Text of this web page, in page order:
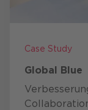
Case Study
Global Blue